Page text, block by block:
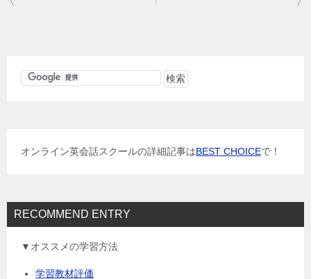
オンライン英会話スクールの詳細記事はBEST CHOICEで！
RECOMMEND ENTRY
▼オススメの学習方法
学習教材評価